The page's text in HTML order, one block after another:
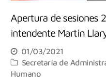
Apertura de sesiones
intendente Martín
01/03/2021
Secretaría de
Humano